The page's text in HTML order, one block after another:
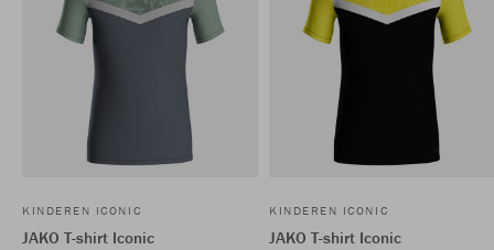
KINDEREN ICONIC
JAKO T-shirt Iconic
KINDEREN ICONIC
JAKO T-shirt Iconic